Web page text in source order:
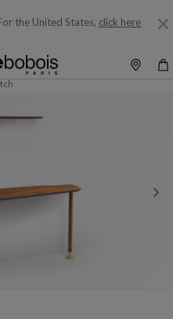
the United States, click here